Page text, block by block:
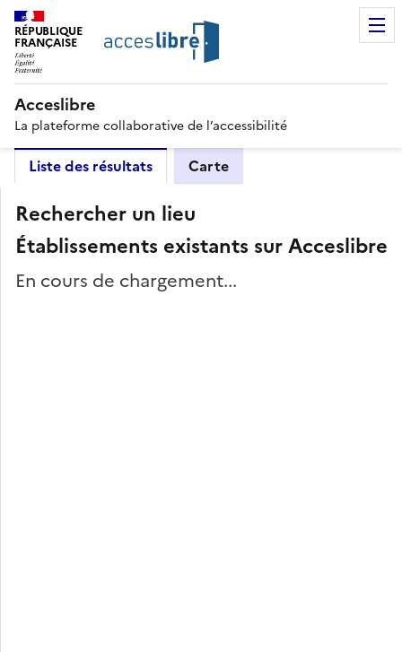
RÉPUBLIQUE
FRANÇAISE
Acceslibre
La plateforme collaborative de l’accessibilité
Liste des résultats Carte
Rechercher un lieu
Établissements existants sur Acceslibre
En cours de chargement...